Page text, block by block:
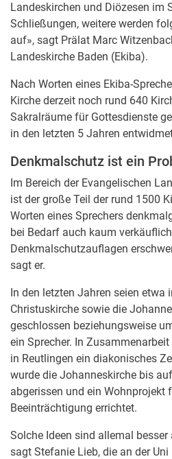
Landeskirchen und Diözesen im
Schließungen, weitere werden
auf», sagt Prälat Marc
Landeskirche Baden (Ekiba).
Nach Worten eines Ekiba-
Kirche derzeit noch rund 640
Sakralräume für Gottesdienste
in den letzten 5 Jahren
Denkmalschutz ist ein
Im Bereich der Evangelischen
ist der große Teil der rund 1500
Worten eines Sprechers
bei Bedarf auch kaum
Denkmalschutzauflagen
sagt er.
In den letzten Jahren seien etwa
Christuskirche sowie die
geschlossen beziehungsweise
ein Sprecher. In
in Reutlingen ein diakonisches
wurde die Johanneskirche bis
abgerissen und ein Wohnprojekt
Beeinträchtigung errichtet.
Solche Ideen sind allemal
sagt Stefanie Lieb, die an der